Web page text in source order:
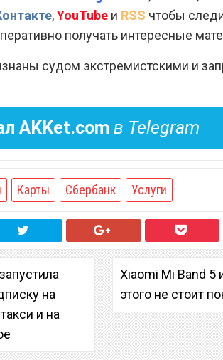
,YouTube и RSS чтобы
получать интересные
судом экстремистскими и
AKKet.com в Telegram
Карты Сбербанк Услуги
на
и на
Xiaomi Mi Band 5
этого не стоит